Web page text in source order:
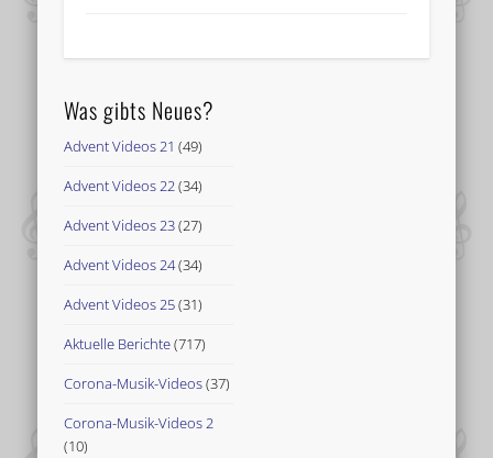
Was gibts Neues?
Advent Videos 21 (49)
Advent Videos 22(34)
Advent Videos 23(27)
Advent Videos 24(34)
Advent Videos 25(31)
Aktuelle Berichte(717)
Corona-Musik-Videos(37)
Corona-Musik-Videos 2
(10)